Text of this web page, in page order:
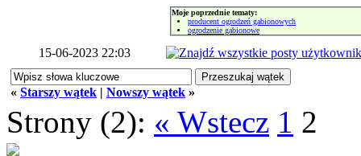
Moje poprzednie tematy:
producent ogrodzeń gabionowych
ogrodzenie gabionowe
15-06-2023 22:03
« Starszy wątek | Nowszy wątek »
Strony (2): « Wstecz 1 2